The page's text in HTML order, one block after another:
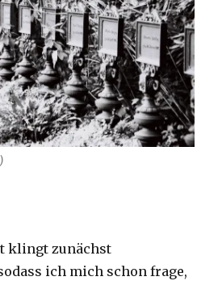
klingt zunächst
ich mich schon frage,